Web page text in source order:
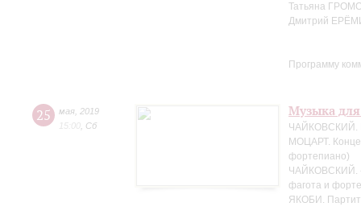
Татьяна
Дмитрий
Программу
25 мая 2019
15:00 Сб
Музыка
ЧАЙКОВСКИЙ.
МОЦАРТ.
фортепиано)
ЧАЙКОВСКИЙ.
фагота и
ЯКОБИ.